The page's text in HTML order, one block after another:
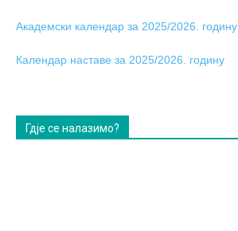
Академски календар за 2025/2026. годину
Календар наставе за 2025/2026. годину
Гдје се налазимо?